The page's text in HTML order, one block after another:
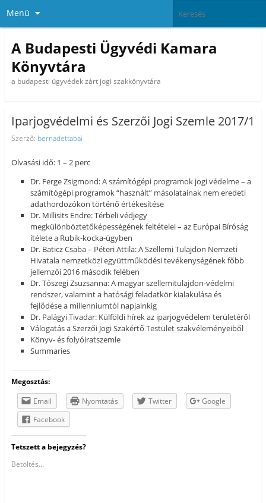
Menü
A Budapesti Ügyvédi Kamara
Könyvtára
a budapesti ügyvédek zárt jogi szakkönyvtára
Iparjogvédelmi és Szerzői Jogi Szemle 2017/1
Szerző: bernadettabai
Olvasási idő: 1 – 2 perc
Dr. Ferge Zsigmond: A számítógépi programok jogi védelme – a
számítógépi programok “használt” másolatainak nem eredeti
adathordozókon történő értékesítése
Dr. Millisits Endre: Térbeli védjegy
megkülönböztetőképességének feltételei – az Európai Bíróság
ítélete a Rubik-kocka-ügyben
Dr. Baticz Csaba – Péteri Attila: A Szellemi Tulajdon Nemzeti
Hivatala nemzetközi együttműködési tevékenységének főbb
jellemzői 2016 második felében
Dr. Tószegi Zsuzsanna: A magyar szellemitulajdon-védelmi
rendszer, valamint a hatósági feladatkör kialakulása és
fejlődése a millenniumtól napjainkig
Dr. Palágyi Tivadar: Külföldi hírek az iparjogvédelem területéről
Válogatás a Szerzői Jogi Szakértő Testület szakvéleményeiből
Könyv- és folyóiratszemle
Summaries
Megosztás:
Email
Nyomtatás Twitter
Google
Facebook
Tetszett a bejegyzés?
Betöltés...